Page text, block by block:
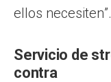
ellos necesiten”.
Servicio de
contra